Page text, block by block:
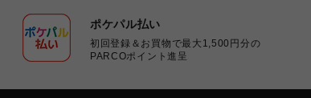
ポケパル払い
初回登録＆お買物で最大1,500円分の
PARCOポイント進呈